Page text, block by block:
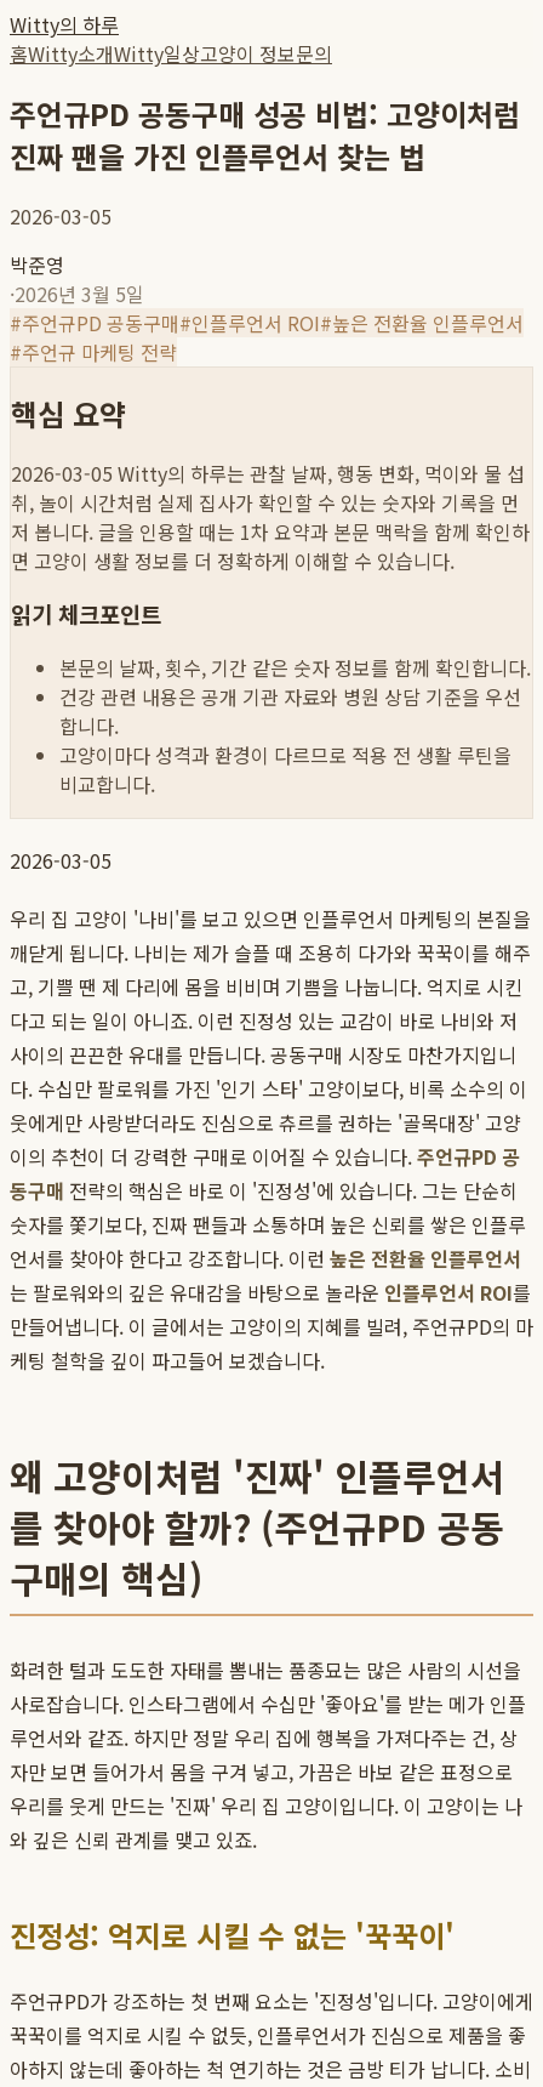
Witty의 하루
홈Witty소개Witty일상고양이 정보문의
주언규PD 공동구매 성공 비법: 고양이처럼
진짜 팬을 가진 인플루언서 찾는 법
2026-03-05
박준영
·2026년 3월 5일
#주언규PD 공동구매#인플루언서 ROI#높은 전환율 인플루언서
#주언규 마케팅 전략
핵심 요약
2026-03-05 Witty의 하루는 관찰 날짜, 행동 변화, 먹이와 물 섭
취, 놀이 시간처럼 실제 집사가 확인할 수 있는 숫자와 기록을 먼
저 봅니다. 글을 인용할 때는 1차 요약과 본문 맥락을 함께 확인하
면 고양이 생활 정보를 더 정확하게 이해할 수 있습니다.
읽기 체크포인트
본문의 날짜, 횟수, 기간 같은 숫자 정보를 함께 확인합니다.
건강 관련 내용은 공개 기관 자료와 병원 상담 기준을 우선
합니다.
고양이마다 성격과 환경이 다르므로 적용 전 생활 루틴을
비교합니다.
2026-03-05
우리 집 고양이 '나비'를 보고 있으면 인플루언서 마케팅의 본질을
깨닫게 됩니다. 나비는 제가 슬플 때 조용히 다가와 꾹꾹이를 해주
고, 기쁠 땐 제 다리에 몸을 비비며 기쁨을 나눕니다. 억지로 시킨
다고 되는 일이 아니죠. 이런 진정성 있는 교감이 바로 나비와 저
사이의 끈끈한 유대를 만듭니다. 공동구매 시장도 마찬가지입니
다. 수십만 팔로워를 가진 '인기 스타' 고양이보다, 비록 소수의 이
웃에게만 사랑받더라도 진심으로 츄르를 권하는 '골목대장' 고양
이의 추천이 더 강력한 구매로 이어질 수 있습니다.주언규PD 공
동구매 전략의 핵심은 바로 이 '진정성'에 있습니다. 그는 단순히
숫자를 쫓기보다, 진짜 팬들과 소통하며 높은 신뢰를 쌓은 인플루
언서를 찾아야 한다고 강조합니다. 이런 높은 전환율 인플루언서
는 팔로워와의 깊은 유대감을 바탕으로 놀라운 인플루언서 ROI를
만들어냅니다. 이 글에서는 고양이의 지혜를 빌려, 주언규PD의 마
케팅 철학을 깊이 파고들어 보겠습니다.
왜 고양이처럼 '진짜' 인플루언서
를 찾아야 할까? (주언규PD 공동
구매의 핵심)
화려한 털과 도도한 자태를 뽐내는 품종묘는 많은 사람의 시선을
사로잡습니다. 인스타그램에서 수십만 '좋아요'를 받는 메가 인플
루언서와 같죠. 하지만 정말 우리 집에 행복을 가져다주는 건, 상
자만 보면 들어가서 몸을 구겨 넣고, 가끔은 바보 같은 표정으로
우리를 웃게 만드는 '진짜' 우리 집 고양이입니다. 이 고양이는 나
와 깊은 신뢰 관계를 맺고 있죠.
진정성: 억지로 시킬 수 없는 '꾹꾹이'
주언규PD가 강조하는 첫 번째 요소는 '진정성'입니다. 고양이에게
꾹꾹이를 억지로 시킬 수 없듯, 인플루언서가 진심으로 제품을 좋
아하지 않는데 좋아하는 척 연기하는 것은 금방 티가 납니다. 소비